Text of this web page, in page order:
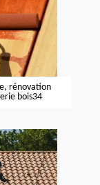
rénovation
bois34